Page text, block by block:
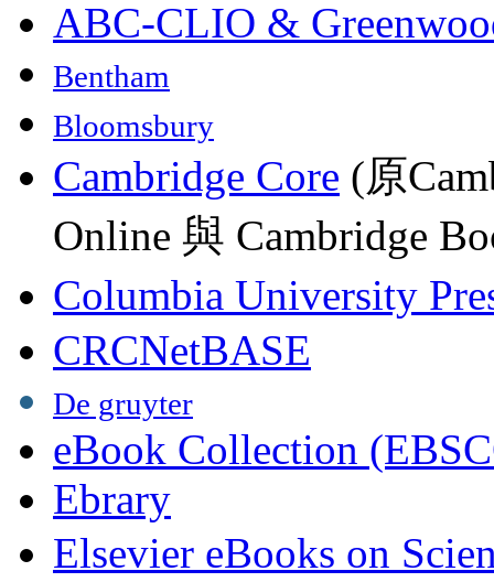
ABC-CLIO &
Bentham
Bloomsbury
Cambridge Core (原
Online 與 Cambridge
Columbia University
CRCNetBASE
De gruyter
eBook Collection
Ebrary
Elsevier eBooks on